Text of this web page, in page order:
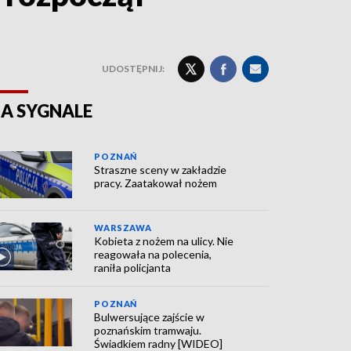
UDOSTĘPNIJ:
SYGNALE
POZNAŃ
Straszne sceny w zakładzie
pracy. Zaatakował nożem
WARSZAWA
Kobieta z nożem na ulicy. Nie
reagowała na polecenia,
raniła policjanta
POZNAŃ
Bulwersujące zajście w
poznańskim tramwaju.
Świadkiem radny [WIDEO]